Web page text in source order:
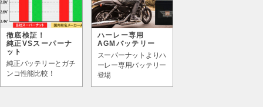
徹底検証！
純正VSスーパーナ
ット
純正バッテリーとガチ
ンコ性能比較！
ハーレー専用
AGMバッテリー
スーパーナットよりハ
ーレー専用バッテリー
登場